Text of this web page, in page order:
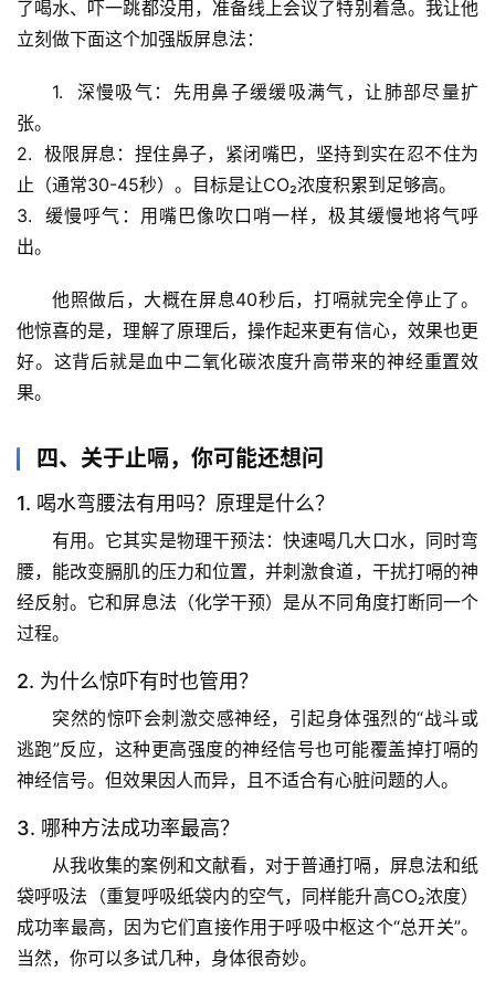
史
档
宙
天
文
科
学
技
前
沿
心
理
驿
站
求
真
了喝水、吓一跳都没用，准备线上会议了特别着急。我让他
立刻做下面这个加强版屏息法 ：
1. 深慢吸气 ：先用鼻子缓缓吸满气，让肺部尽量扩
张。
2. 极限屏息 ：捏住鼻子，紧闭嘴巴，坚持到实在忍不住为
止（通常30-45秒）。
目标是让CO₂浓度积累到足够高。
3. 缓慢呼气 ：用嘴巴像吹口哨一样，极其缓慢地将气呼
出。
他照做后， 大概在屏息40秒后，打嗝就完全停止了。
他惊喜的是，理解了原理后，操作起来更有信心，效果也更
好。这背后就是血中二氧化碳浓度升高带来的神经重置效
果。
四、关于止嗝，你可能还想问
1. 喝水弯腰法有用吗？原理是什么？
有用。它其实是物理干预法 ：快速喝几大口水，同时弯
腰，能改变膈肌的压力和位置，并刺激食道，干扰打嗝的神
经反射。它和屏息法（化学干预）是从不同角度打断同一个
过程。
2. 为什么惊吓有时也管用？
突然的惊吓会刺激交感神经，引起身体强烈的“战斗或
逃跑”反应，这种更高强度的神经信号也可能覆盖掉打嗝的
神经信号。但效果因人而异，且不适合有心脏问题的人。
3. 哪种方法成功率最高？
从我收集的案例和文献看，对于普通打嗝， 屏息法和纸
袋呼吸法（重复呼吸纸袋内的空气，同样能升高CO₂浓度）
成功率最高，因为它们直接作用于呼吸中枢这个“总开关”。
当然，你可以多试几种，身体很奇妙。